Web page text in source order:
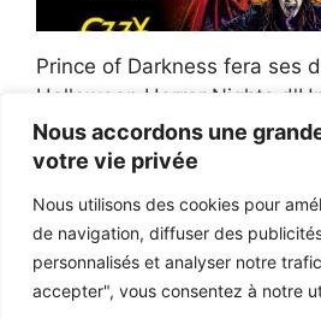
Nous accordons une
votre vie privée
Nous utilisons des cookies pour
de navigation, diffuser des
personnalisés et analyser notre
accepter", vous consentez à notre
Prince of Darkness fera ses
Halloween Horror Nights
Afroman poursuit un policier
victoire du jury en diffamation